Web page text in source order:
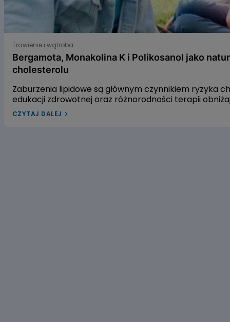
Trawienie i wątroba
Bergamota, Monakolina K i Polikosanol jako
cholesterolu
Zaburzenia lipidowe są głównym czynnikiem ryzyka
edukacji zdrowotnej oraz różnorodności terapii
leczenia dyslipidemii w Polsce pozostaje
dyslipidemią? W naszym artykule przyjrzymy się
CZYTAJ DALEJ